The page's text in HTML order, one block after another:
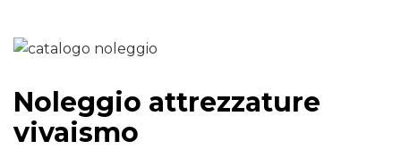
Noleggio attrezzature
vivaismo